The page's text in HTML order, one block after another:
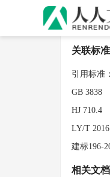
关联标准
引用标准：
GB 3838
HJ 710.4
LY/T 2016
建标196-
相关文档